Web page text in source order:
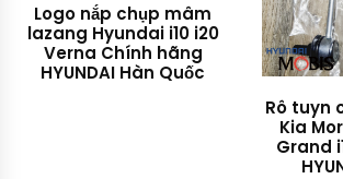
Logo nắp chụp mâm
lazang Hyundai i10 i20
Verna Chính hãng
HYUNDAI Hàn Quốc
Rô tuyn
Kia
Grand